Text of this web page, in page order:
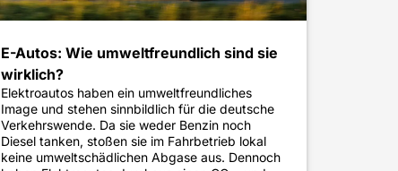
E-Autos: Wie umweltfreundlich sind sie
wirklich?
Elektroautos haben ein umweltfreundliches
Image und stehen sinnbildlich für die deutsche
Verkehrswende. Da sie weder Benzin noch
Diesel tanken, stoßen sie im Fahrbetrieb lokal
keine umweltschädlichen Abgase aus. Dennoch